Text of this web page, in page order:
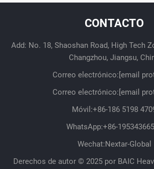
CONTACTO
Add: No. 18, Shaoshan Road, High Tech
Changzhou, Jiangsu,
Correo electrónico: [email
Correo electrónico: [email
Móvil:+86-186 5198
WhatsApp:+86-
Wechat:Nextar-Global
Derechos de autor © 2025 por BAIC